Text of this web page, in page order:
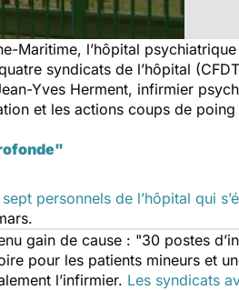
Maritime, l’hôpital
syndicats de l’hôpital
Yves Herment, infirmier
et les actions coups de
sept personnels de l’hôpital qui
gain de cause : "30 postes
pour les patients mineurs et
l’infirmier. Les syndicats